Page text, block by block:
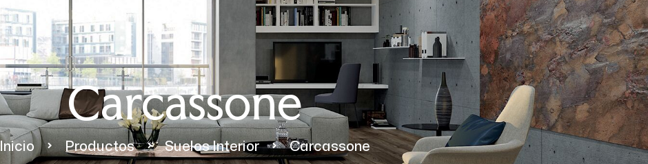
Carcassone
Inicio Productos Suelos Interior Carcassone